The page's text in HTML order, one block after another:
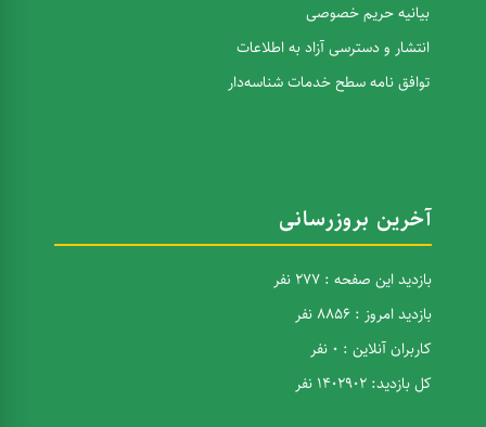
بیانیه حریم خصوصی
انتشار و دسترسی آزاد به اطلاعات
توافق نامه سطح خدمات شناسه‌دار
آخرین بروزرسانی
بازدید این صفحه : 277 نفر
بازدید امروز : 8856 نفر
کاربران آنلاین : 0 نفر
کل بازدید: 1402902 نفر